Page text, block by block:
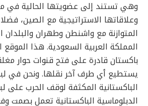
وهي تستند إلى عضويتها الحالية في
وعلاقاتها الاستراتيجية مع الصين،
المتوازنة مع واشنطن وطهران والبلدان
المملكة العربية السعودية. هذا الموقع
باكستان قادرة على فتح قنوات حوار
يستطيع أي طرف آخر نقلها. ونحن في
الباكستانية المكثفة لوقف الحرب على
الدبلوماسية الباكستانية تعمل بصمت